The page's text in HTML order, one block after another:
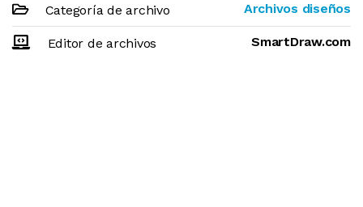
Categoría de archivo Archivos diseños
Editor de archivos SmartDraw.com